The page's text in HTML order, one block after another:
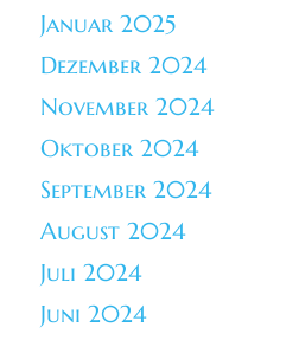
Januar 2025
Dezember 2024
November 2024
Oktober 2024
September 2024
August 2024
Juli 2024
Juni 2024